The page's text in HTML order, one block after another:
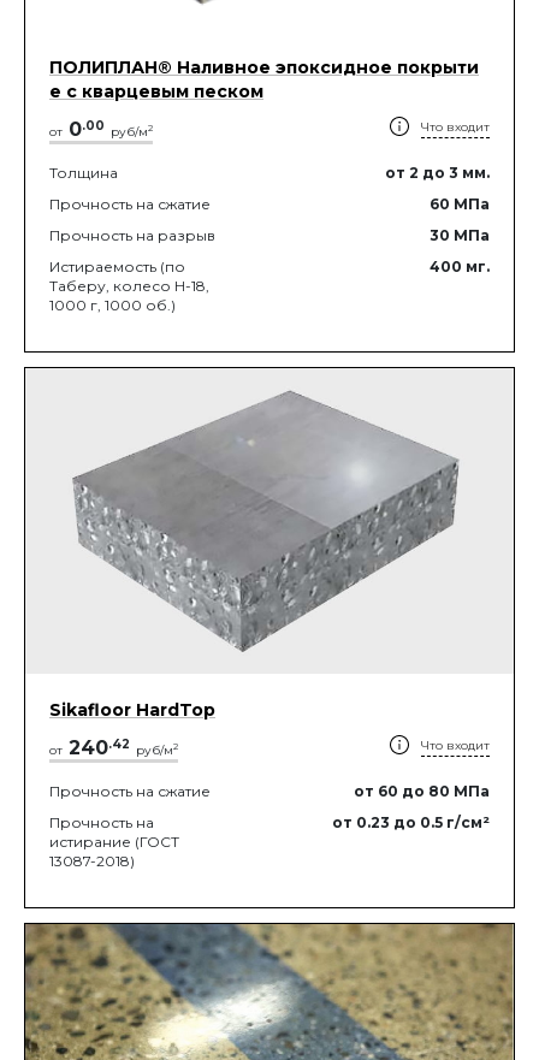
ПОЛИПЛАН® Наливное эпоксидное покрыти
е с кварцевым песком
от 0.00 руб/м2 Что входит
Толщина от 2 до 3 мм.
Прочность на сжатие
60 МПа
Прочность на разрыв
30 МПа
Истираемость (по
Таберу, колесо Н-18,
1000 г, 1000 об.)
400 мг.
Sikafloor HardTop
от 240.42 руб/м2 Что входит
Прочность на сжатие от 60 до 80 МПа
Прочность на
истирание (ГОСТ
13087-2018)
от 0.23 до 0.5 г/см²